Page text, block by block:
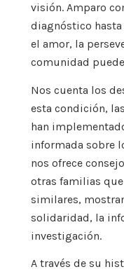
visión. Amparo
diagnóstico
el amor, la
comunidad
Nos cuenta los
esta condición,
han
informada sobre
nos ofrece
otras familias
similares,
solidaridad, la
investigación.
A través de su